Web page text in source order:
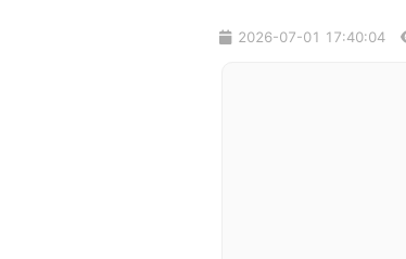
2026-07-01 17:40:04